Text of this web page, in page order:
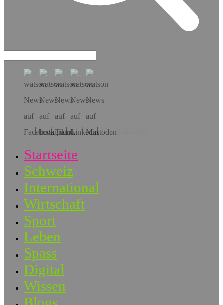
Hol dir die App!
Startseite
Schweiz
International
Wirtschaft
Sport
Leben
Spass
Digital
Wissen